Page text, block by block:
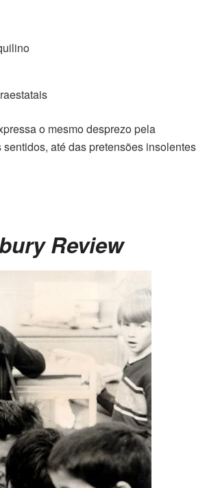
o mesmo desprezo pela
até das pretensões insolentes
Review